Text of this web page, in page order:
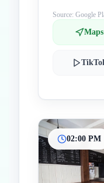
Source: Google
Maps
02:00 PM